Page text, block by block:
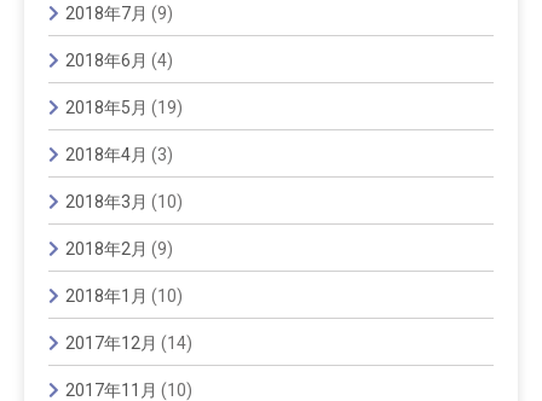
2018年7月 (9)
2018年6月 (4)
2018年5月 (19)
2018年4月 (3)
2018年3月 (10)
2018年2月 (9)
2018年1月 (10)
2017年12月 (14)
2017年11月 (10)